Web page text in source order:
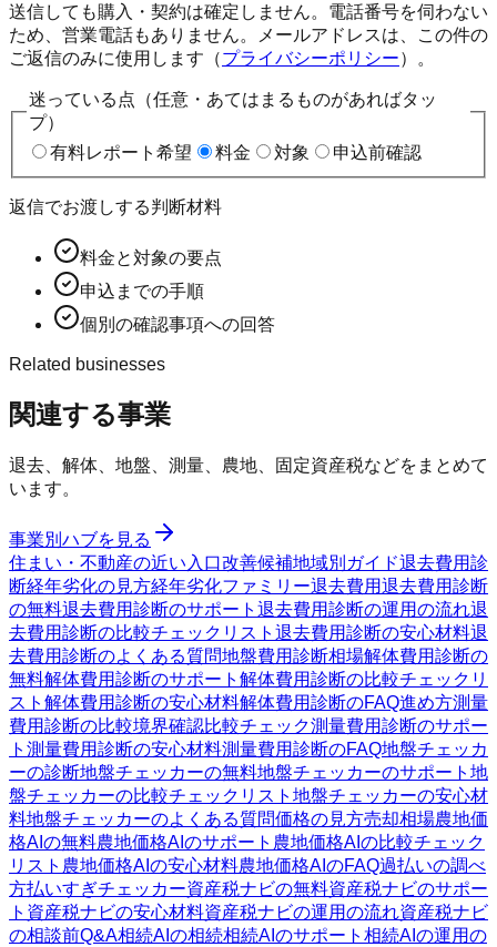
送信しても購入・契約は確定しません。電話番号を伺わない
ため、営業電話もありません。メールアドレスは、この件の
ご返信のみに使用します（プライバシーポリシー）。
迷っている点（任意・あてはまるものがあればタッ
プ）
有料レポート希望
料金 対象 申込前確認
返信でお渡しする判断材料
料金と対象の要点
申込までの手順
個別の確認事項への回答
Related businesses
関連する事業
退去、解体、地盤、測量、農地、固定資産税などをまとめて
います。
事業別ハブを見る
住まい・不動産の近い入口改善候補地域別ガイド退去費用診
断経年劣化の見方経年劣化ファミリー退去費用退去費用診断
の無料退去費用診断のサポート 退去費用診断の運用の流れ退
去費用診断の比較チェックリスト 退去費用診断の安心材料退
去費用診断のよくある質問地盤費用診断相場解体費用診断の
無料解体費用診断のサポート 解体費用診断の比較チェックリ
スト 解体費用診断の安心材料解体費用診断のFAQ進め方測量
費用診断の比較境界確認比較チェック測量費用診断のサポー
ト 測量費用診断の安心材料測量費用診断のFAQ地盤チェッカ
ーの診断地盤チェッカーの無料地盤チェッカーのサポート 地
盤チェッカーの比較チェックリスト 地盤チェッカーの安心材
料地盤チェッカーのよくある質問価格の見方売却相場農地価
格AIの無料農地価格AIのサポート 農地価格AIの比較チェック
リスト 農地価格AIの安心材料農地価格AIのFAQ過払いの調べ
方払いすぎチェッカー資産税ナビの無料資産税ナビのサポー
ト 資産税ナビの安心材料資産税ナビの運用の流れ資産税ナビ
の相談前Q&A相続AIの相続相続AIのサポート 相続AIの運用の